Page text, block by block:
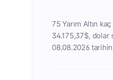
75 Yarım Altın
34.175,37$, dolar
08.08.2026